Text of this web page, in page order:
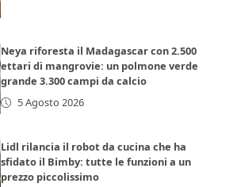
Neya riforesta il Madagascar con 2.500
ettari di mangrovie: un polmone verde
grande 3.300 campi da calcio
5 Agosto 2026
Lidl rilancia il robot da cucina che ha
sfidato il Bimby: tutte le funzioni a un
prezzo piccolissimo